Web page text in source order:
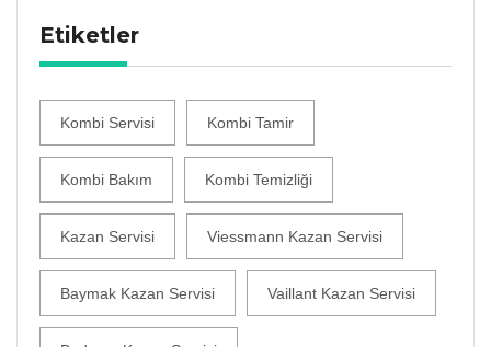
Etiketler
Kombi Servisi Kombi Tamir
Kombi Bakım Kombi Temizliği
Kazan Servisi Viessmann Kazan Servisi
Baymak Kazan Servisi Vaillant Kazan Servisi